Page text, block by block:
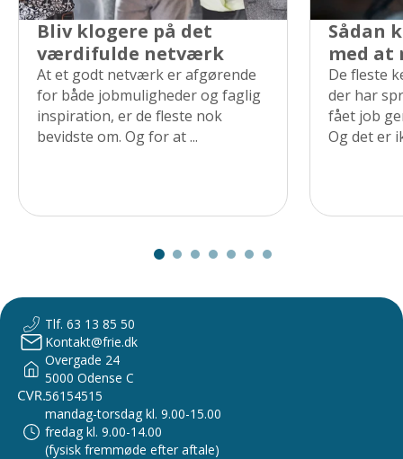
Bliv klogere på det
værdifulde netværk
At et godt netværk er afgørende
for både jobmuligheder og faglig
inspiration, er de fleste nok
bevidste om. Og for at ...
Sådan
med
De fleste
der har
fået job
Og det er
Tlf. 63 13 85 50
Kontakt@frie.dk
Overgade 24
5000 Odense C
56154515
mandag-torsdag kl. 9.00-15.00
fredag kl. 9.00-14.00
(fysisk fremmøde efter aftale)